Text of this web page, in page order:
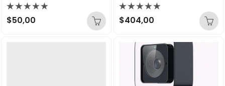
Valorado
con
$50,00 Valorado
con
$404,00